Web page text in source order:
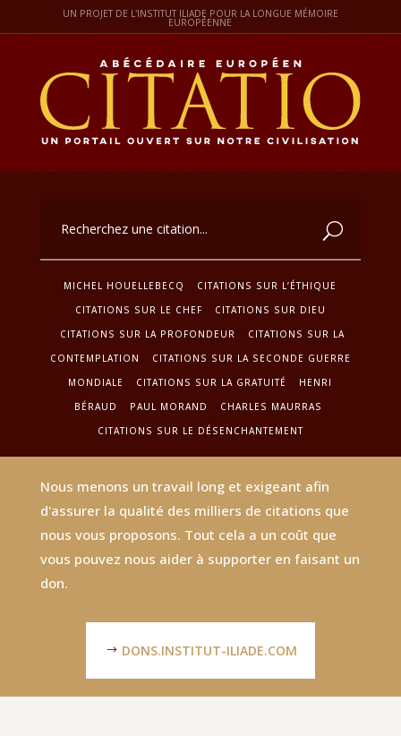
UN PROJET DE L'INSTITUT ILIADE POUR LA LONGUE MÉMOIRE
EUROPÉENNE
MICHEL HOUELLEBECQ
CITATIONS SUR L’ÉTHIQUE
CITATIONS SUR LE CHEF
CITATIONS SUR DIEU
CITATIONS SUR LA PROFONDEUR
CITATIONS SUR LA
CONTEMPLATION
CITATIONS SUR LA SECONDE GUERRE
MONDIALE
CITATIONS SUR LA GRATUITÉ
HENRI
BÉRAUD
PAUL MORAND
CHARLES MAURRAS
CITATIONS SUR LE DÉSENCHANTEMENT
Nous menons un travail long et exigeant afin
d'assurer la qualité des milliers de citations que
nous vous proposons. Tout cela a un coût que
vous pouvez nous aider à supporter en faisant un
don.
DONS.INSTITUT-ILIADE.COM